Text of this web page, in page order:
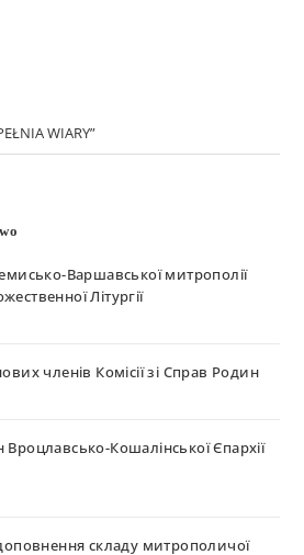
WIARY”
Варшавської митрополії
Літургії
членів Комісії зі Справ Родин
Кошалінської Єпархії
складу митрополичої